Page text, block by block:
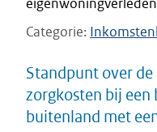
Categorie
Standpunt over
zorgkosten bij een
buitenland met